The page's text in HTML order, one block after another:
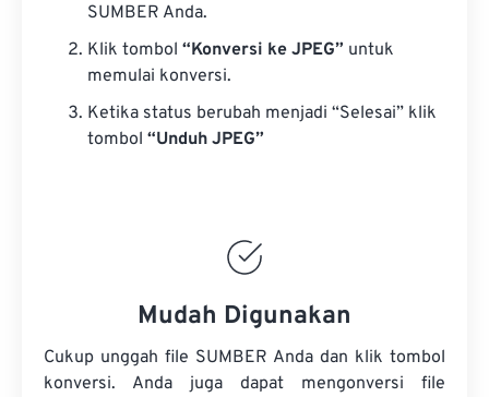
SUMBER Anda.
Klik tombol “Konversi ke JPEG” untuk
memulai konversi.
Ketika status berubah menjadi “Selesai” klik
tombol “Unduh JPEG”
Mudah Digunakan
Cukup unggah file SUMBER Anda dan klik tombol
konversi. Anda juga dapat mengonversi file